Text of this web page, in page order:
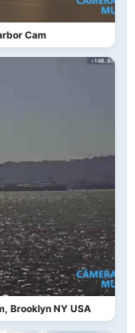
Cam
Brooklyn NY USA